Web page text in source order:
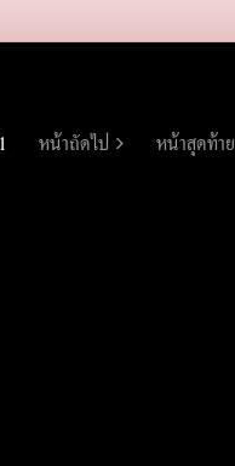
1 หน้าถัดไป หน้าสุดท้าย